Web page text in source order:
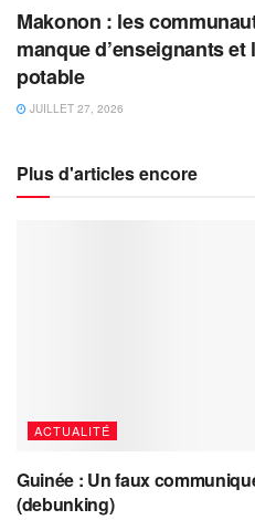
Makonon : les
manque d’enseignants
potable
JUILLET 27, 2026
Plus d'articles encore
ACTUALITÉ
Guinée : Un faux
(debunking)